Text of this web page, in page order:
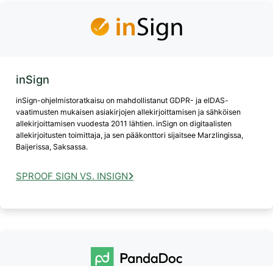
inSign
inSign-ohjelmistoratkaisu on mahdollistanut GDPR- ja eIDAS-
vaatimusten mukaisen asiakirjojen allekirjoittamisen ja sähköisen
allekirjoittamisen vuodesta 2011 lähtien. inSign on digitaalisten
allekirjoitusten toimittaja, ja sen pääkonttori sijaitsee Marzlingissa,
Baijerissa, Saksassa.
SPROOF SIGN VS. INSIGN